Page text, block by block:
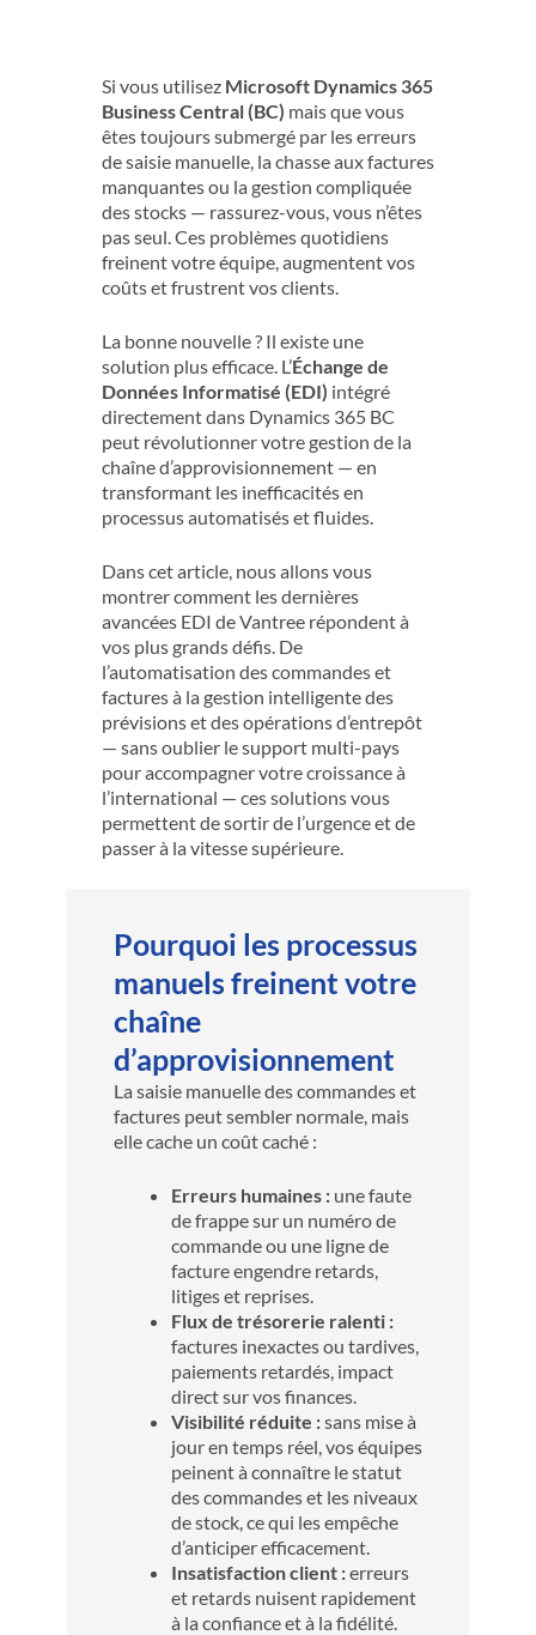
Si vous utilisez Microsoft Dynamics 365
Business Central (BC) mais que vous
êtes toujours submergé par les erreurs
de saisie manuelle, la chasse aux factures
manquantes ou la gestion compliquée
des stocks — rassurez-vous, vous n’êtes
pas seul. Ces problèmes quotidiens
freinent votre équipe, augmentent vos
coûts et frustrent vos clients.
La bonne nouvelle ? Il existe une
solution plus efficace. L’Échange de
Données Informatisé (EDI) intégré
directement dans Dynamics 365 BC
peut révolutionner votre gestion de la
chaîne d’approvisionnement — en
transformant les inefficacités en
processus automatisés et fluides.
Dans cet article, nous allons vous
montrer comment les dernières
avancées EDI de Vantree répondent à
vos plus grands défis. De
l’automatisation des commandes et
factures à la gestion intelligente des
prévisions et des opérations d’entrepôt
— sans oublier le support multi-pays
pour accompagner votre croissance à
l’international — ces solutions vous
permettent de sortir de l’urgence et de
passer à la vitesse supérieure.
Pourquoi les processus
manuels freinent votre
chaîne
d’approvisionnement
La saisie manuelle des commandes et
factures peut sembler normale, mais
elle cache un coût caché :
Erreurs humaines : une faute
de frappe sur un numéro de
commande ou une ligne de
facture engendre retards,
litiges et reprises.
Flux de trésorerie ralenti :
factures inexactes ou tardives,
paiements retardés, impact
direct sur vos finances.
Visibilité réduite :sans mise à
jour en temps réel, vos équipes
peinent à connaître le statut
des commandes et les niveaux
de stock, ce qui les empêche
d’anticiper efficacement.
Insatisfaction client :erreurs
et retards nuisent rapidement
à la confiance et à la fidélité.